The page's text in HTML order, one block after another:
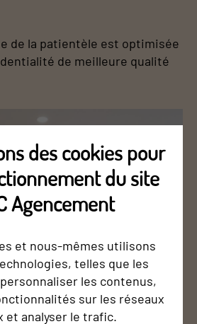
de la patientèle est optimisée
de meilleure qualité
des cookies pour
du site
Agencement
et nous-mêmes utilisons
telles que les
les contenus,
sur les réseaux
et analyser le trafic.